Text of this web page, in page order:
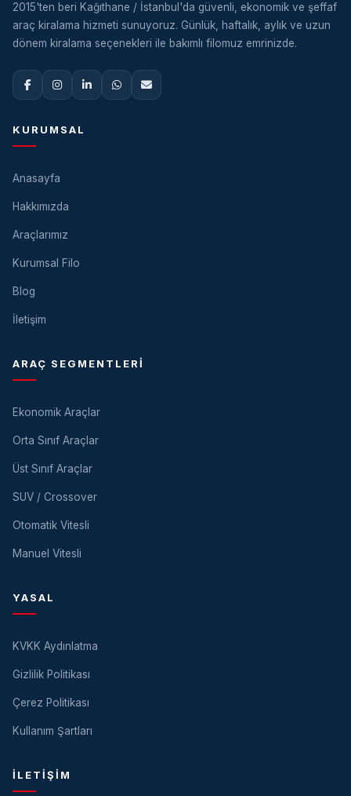
2015'ten beri Kağıthane / İstanbul'da güvenli, ekonomik ve şeffaf
araç kiralama hizmeti sunuyoruz. Günlük, haftalık, aylık ve uzun
dönem kiralama seçenekleri ile bakımlı filomuz emrinizde.
KURUMSAL
Anasayfa
Hakkımızda
Araçlarımız
Kurumsal Filo
Blog
İletişim
ARAÇ SEGMENTLERI
Ekonomik Araçlar
Orta Sınıf Araçlar
Üst Sınıf Araçlar
SUV / Crossover
Otomatik Vitesli
Manuel Vitesli
YASAL
KVKK Aydınlatma
Gizlilik Politikası
Çerez Politikası
Kullanım Şartları
İLETIŞIM